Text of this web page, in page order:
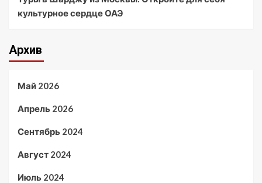
культурное сердце ОАЭ
Архив
Май 2026
Апрель 2026
Сентябрь 2024
Август 2024
Июль 2024